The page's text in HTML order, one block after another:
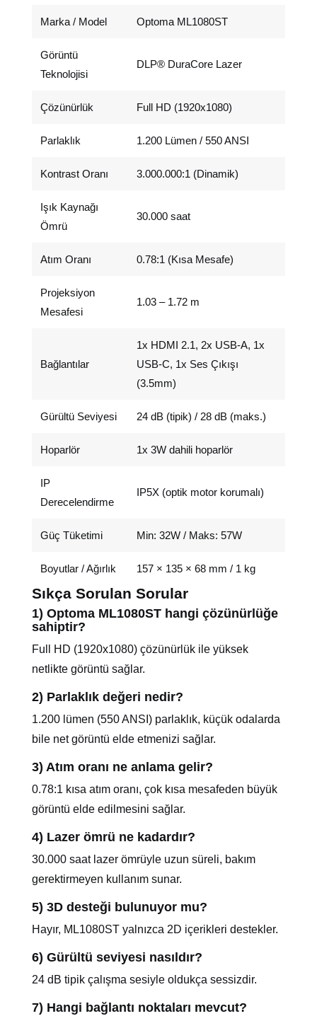
Marka / Model Optoma ML1080ST
Görüntü
Teknolojisi
DLP® DuraCore Lazer
Çözünürlük Full HD (1920x1080)
Parlaklık 1.200 Lümen / 550 ANSI
Kontrast Oranı 3.000.000:1 (Dinamik)
Işık Kaynağı
Ömrü
30.000 saat
Atım Oranı 0.78:1 (Kısa Mesafe)
Projeksiyon
Mesafesi
1.03 – 1.72 m
Bağlantılar
1x HDMI 2.1, 2x USB-A, 1x
USB-C, 1x Ses Çıkışı
(3.5mm)
Gürültü Seviyesi 24 dB (tipik) / 28 dB (maks.)
Hoparlör 1x 3W dahili hoparlör
IP
Derecelendirme
IP5X (optik motor korumalı)
Güç Tüketimi Min: 32W / Maks: 57W
Boyutlar / Ağırlık 157 × 135 × 68 mm / 1 kg
Sıkça Sorulan Sorular
1) Optoma ML1080ST hangi çözünürlüğe
sahiptir?
Full HD (1920x1080) çözünürlük ile yüksek
netlikte görüntü sağlar.
2) Parlaklık değeri nedir?
1.200 lümen (550 ANSI) parlaklık, küçük odalarda
bile net görüntü elde etmenizi sağlar.
3) Atım oranı ne anlama gelir?
0.78:1 kısa atım oranı, çok kısa mesafeden büyük
görüntü elde edilmesini sağlar.
4) Lazer ömrü ne kadardır?
30.000 saat lazer ömrüyle uzun süreli, bakım
gerektirmeyen kullanım sunar.
5) 3D desteği bulunuyor mu?
Hayır, ML1080ST yalnızca 2D içerikleri destekler.
6) Gürültü seviyesi nasıldır?
24 dB tipik çalışma sesiyle oldukça sessizdir.
7) Hangi bağlantı noktaları mevcut?